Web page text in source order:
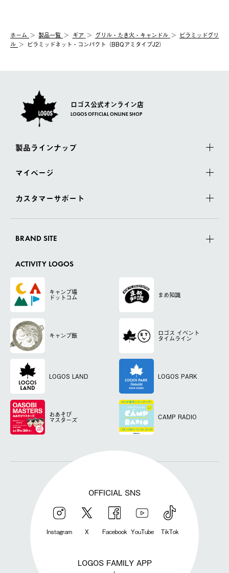
ホーム 製品⼀覧 ギア グリル・たき火・キャンドル
ピラミッドグリ
ル
ピラミッドネット・コンパクト（BBQアミタイプJ2）
ロゴス公式オンライン店
LOGOS OFFICIAL ONLINE SHOP
製品ラインナップ
マイページ
カスタマーサポート
BRAND SITE
ACTIVITY LOGOS
キャンプ場
ドットコム まめ知識
キャンプ飯 ロゴス イベント
タイムライン
LOGOS LAND LOGOS PARK
おあそび
マスターズ CAMP RADIO
OFFICIAL SNS
Instagram X Facebook YouTube TikTok
LOGOS FAMILY APP